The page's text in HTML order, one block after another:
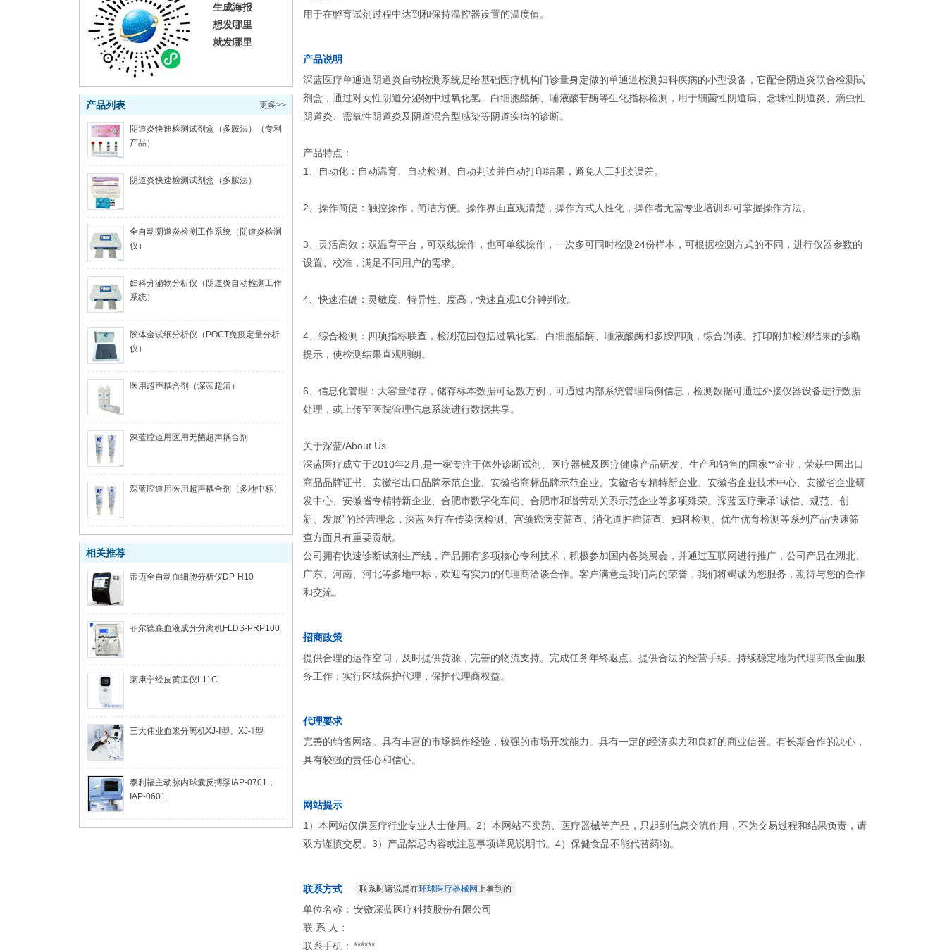
用于在孵育试剂过程中达到和保持温控器设置的温度值。
产品说明
深蓝医疗单通道阴道炎自动检测系统是给基础医疗机构门诊量身定做的单通道检测妇科疾病的小型设备，它配合阴道炎联合检测试
剂盒，通过对女性阴道分泌物中过氧化氢、白细胞酯酶、唾液酸苷酶等生化指标检测，用于细菌性阴道病、念珠性阴道炎、滴虫性
阴道炎、需氧性阴道炎及阴道混合型感染等阴道疾病的诊断。
产品特点：
1、自动化：自动温育、自动检测、自动判读并自动打印结果，避免人工判读误差。
2、操作简便：触控操作，简洁方便。操作界面直观清楚，操作方式人性化，操作者无需专业培训即可掌握操作方法。
3、灵活高效：双温育平台，可双线操作，也可单线操作，一次多可同时检测24份样本，可根据检测方式的不同，进行仪器参数的
设置、校准，满足不同用户的需求。
4、快速准确：灵敏度、特异性、度高，快速直观10分钟判读。
4、综合检测：四项指标联查，检测范围包括过氧化氢、白细胞酯酶、唾液酸酶和多胺四项，综合判读。打印附加检测结果的诊断
提示，使检测结果直观明朗。
6、信息化管理：大容量储存，储存标本数据可达数万例，可通过内部系统管理病例信息，检测数据可通过外接仪器设备进行数据
处理，或上传至医院管理信息系统进行数据共享。
关于深蓝/About Us
深蓝医疗成立于2010年2月,是一家专注于体外诊断试剂、医疗器械及医疗健康产品研发、生产和销售的国家**企业，荣获中国出口
商品品牌证书、安徽省出口品牌示范企业、安徽省商标品牌示范企业、安徽省专精特新企业、安徽省企业技术中心、安徽省企业研
发中心、安徽省专精特新企业、合肥市数字化车间、合肥市和谐劳动关系示范企业等多项殊荣。深蓝医疗秉承“诚信、规范、创
新、发展”的经营理念，深蓝医疗在传染病检测、宫颈癌病变筛查、消化道肿瘤筛查、妇科检测、优生优育检测等系列产品快速筛
查方面具有重要贡献。
公司拥有快速诊断试剂生产线，产品拥有多项核心专利技术，积极参加国内各类展会，并通过互联网进行推广，公司产品在湖北、
广东、河南、河北等多地中标，欢迎有实力的代理商洽谈合作。客户满意是我们高的荣誉，我们将竭诚为您服务，期待与您的合作
和交流。
招商政策
提供合理的运作空间，及时提供货源，完善的物流支持。完成任务年终返点。提供合法的经营手续。持续稳定地为代理商做全面服
务工作；实行区域保护代理，保护代理商权益。
代理要求
完善的销售网络。具有丰富的市场操作经验，较强的市场开发能力。具有一定的经济实力和良好的商业信誉。有长期合作的决心，
具有较强的责任心和信心。
网站提示
1）本网站仅供医疗行业专业人士使用。2）本网站不卖药、医疗器械等产品，只起到信息交流作用，不为交易过程和结果负责，请
双方谨慎交易。3）产品禁忌内容或注意事项详见说明书。4）保健食品不能代替药物。
联系方式 联系时请说是在环球医疗器械网上看到的
单位名称： 安徽深蓝医疗科技股份有限公司
联 系 人：
联系手机： ******
生成海报
想发哪里
就发哪里
更多>>
产品列表
阴道炎快速检测试剂盒（多胺法）（专利
产品）
阴道炎快速检测试剂盒（多胺法）
全自动阴道炎检测工作系统（阴道炎检测
仪）
妇科分泌物分析仪（阴道炎自动检测工作
系统）
胶体金试纸分析仪（POCT免疫定量分析
仪）
医用超声耦合剂（深蓝超清）
深蓝腔道用医用无菌超声耦合剂
深蓝腔道用医用超声耦合剂（多地中标）
相关推荐
帝迈全自动血细胞分析仪DP-H10
菲尔德森血液成分分离机FLDS-PRP100
莱康宁经皮黄疸仪L11C
三大伟业血浆分离机XJ-Ⅰ型、XJ-Ⅱ型
泰利福主动脉内球囊反搏泵IAP-0701，
IAP-0601